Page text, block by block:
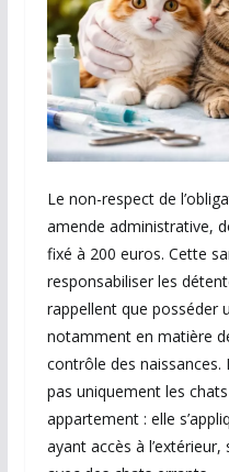
Le non-respect de
amende administrative,
fixé à 200 euros. Cette
responsabiliser les
rappellent que posséder
notamment en matière
contrôle des
pas uniquement les
appartement : elle
ayant accès à